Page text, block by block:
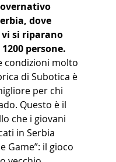
dove
si riparano
persone.
condizioni molto
di Subotica è
per chi
Questo è il
che i giovani
in Serbia
Game”: il gioco